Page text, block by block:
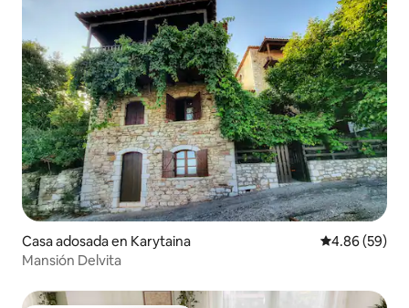
Casa adosada en Karytaina Calificación
4.86 (59)
Mansión Delvita